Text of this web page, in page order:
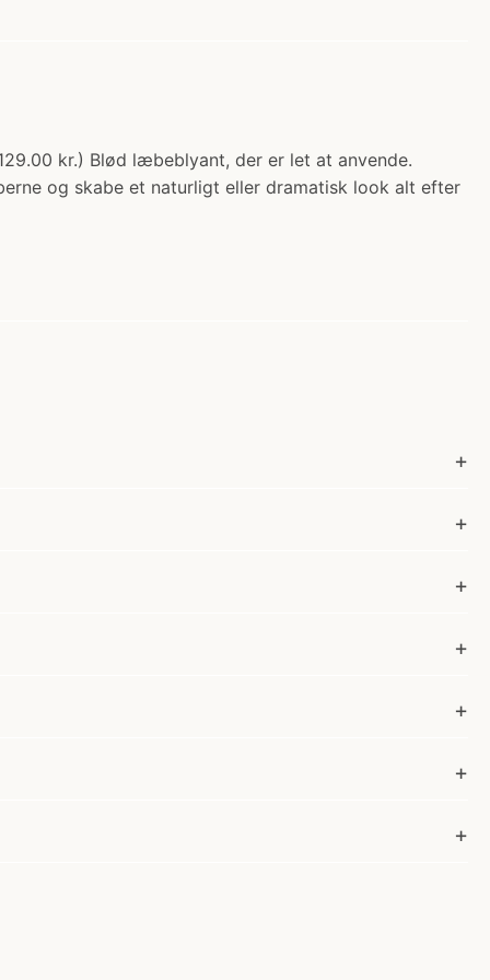
kr.) Blød læbeblyant, der er let at anvende.
og skabe et naturligt eller dramatisk look alt efter